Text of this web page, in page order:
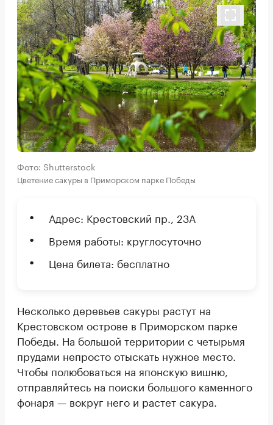
Фото: Shutterstock
Цветение сакуры в Приморском парке Победы
Адрес: Крестовский пр., 23А
Время работы: круглосуточно
Цена билета: бесплатно
Несколько деревьев сакуры растут на
Крестовском острове в Приморском парке
Победы. На большой территории с четырьмя
прудами непросто отыскать нужное место.
Чтобы полюбоваться на японскую вишню,
отправляйтесь на поиски большого каменного
фонаря — вокруг него и растет сакура.